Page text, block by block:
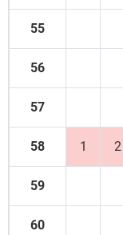
55
56
57
58 1 2
59
60